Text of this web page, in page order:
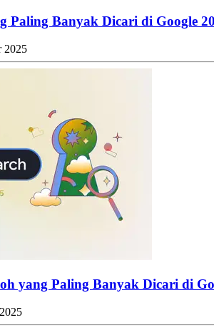
Paling Banyak Dicari di Google
2025
yang Paling Banyak Dicari di